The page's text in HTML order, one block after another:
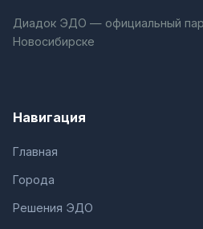
Диадок ЭДО — официальный
Новосибирске
Навигация
Главная
Города
Решения ЭДО